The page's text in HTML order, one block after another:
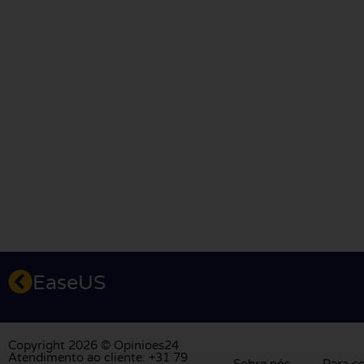
EaseUS
Copyright 2026 © Opinioes24
Atendimento ao cliente: +31 79